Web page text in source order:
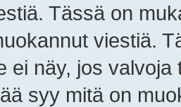
Tässä on
viestiä.
ei näy, jos
syy mitä on